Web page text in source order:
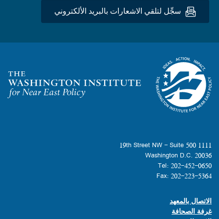
سجِّل لتلقي الاشعارات بالبريد الألكتروني
Homepage
1111 19th Street NW - Suite 500
Washington D.C. 20036
Tel: 202-452-0650
Fax: 202-223-5364
Footer contact links
الاتصال بالمعهد
غرفة الصحافة